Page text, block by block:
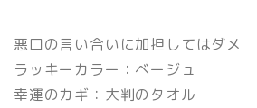
悪口の言い合いに加担してはダメ
ラッキーカラー：ベージュ
幸運のカギ：大判のタオル